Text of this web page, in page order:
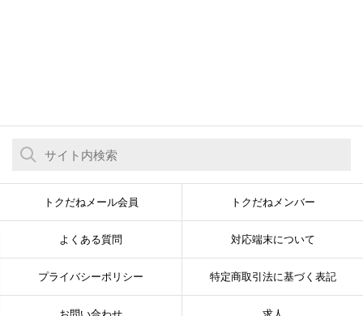
トクだねメール会員 トクだねメンバー
よくある質問 対応端末について
プライバシーポリシー 特定商取引法に基づく表記